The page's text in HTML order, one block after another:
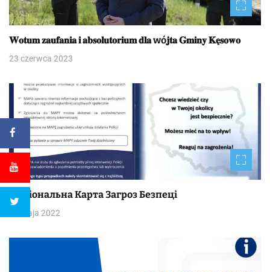
𝐖𝐨𝐭𝐮𝐦 𝐳𝐚𝐮𝐟𝐚𝐧𝐢𝐚 𝐢 𝐚𝐛𝐬𝐨𝐥𝐮𝐭𝐨𝐫𝐢𝐮𝐦 𝐝𝐥𝐚 wó𝐣𝐭𝐚 𝐆𝐦𝐢𝐧𝐲 𝐊𝐞̨𝐬𝐨𝐰𝐨
23 czerwca 2023
Національна Kapтa Загроз Безпеці
30 maja 2022